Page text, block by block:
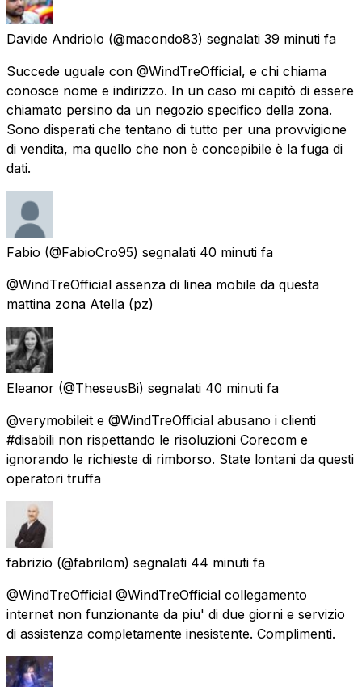
Davide Andriolo (@macondo83) segnalati 39 minuti fa
Succede uguale con @WindTreOfficial, e chi chiama
conosce nome e indirizzo. In un caso mi capitò di essere
chiamato persino da un negozio specifico della zona.
Sono disperati che tentano di tutto per una provvigione
di vendita, ma quello che non è concepibile è la fuga di
dati.
Fabio (@FabioCro95) segnalati 40 minuti fa
@WindTreOfficial assenza di linea mobile da questa
mattina zona Atella (pz)
Eleanor (@TheseusBi) segnalati 40 minuti fa
@verymobileit e @WindTreOfficial abusano i clienti
#disabili non rispettando le risoluzioni Corecom e
ignorando le richieste di rimborso. State lontani da questi
operatori truffa
fabrizio (@fabrilom) segnalati 44 minuti fa
@WindTreOfficial @WindTreOfficial collegamento
internet non funzionante da piu' di due giorni e servizio
di assistenza completamente inesistente. Complimenti.